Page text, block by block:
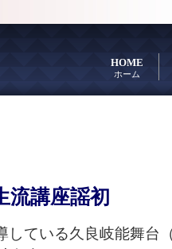
HOME
ホーム
講座謡初
している久良岐能舞台